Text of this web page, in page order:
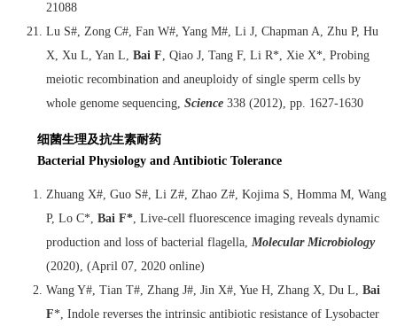
21088
Lu S#, Zong C#, Fan W#, Yang M#, Li J, Chapman A, Zhu P, Hu
X, Xu L, Yan L, Bai F, Qiao J, Tang F, Li R*, Xie X*, Probing
meiotic recombination and aneuploidy of single sperm cells by
whole genome sequencing, Science 338 (2012), pp. 1627-1630
细菌生理及抗生素耐药
Bacterial Physiology and Antibiotic Tolerance
Zhuang X#, Guo S#, Li Z#, Zhao Z#, Kojima S, Homma M, Wang
P, Lo C*, Bai F*, Live-cell fluorescence imaging reveals dynamic
production and loss of bacterial flagella, Molecular Microbiology
(2020), (April 07, 2020 online)
Wang Y#, Tian T#, Zhang J#, Jin X#, Yue H, Zhang X, Du L, Bai
F*, Indole reverses the intrinsic antibiotic resistance of Lysobacter